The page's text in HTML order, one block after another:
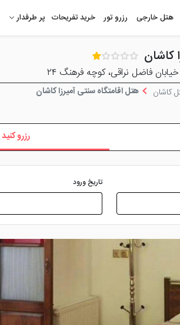
هتل خارجی رزرو تور خرید تفریحات پر طرفدار
کاشان
فاضل نراقی، کوچه فرهنگ ۲۴
کاشان هتل اقامتگاه سنتی آمیرزا کاشان
رزرو کنید
تاریخ ورود